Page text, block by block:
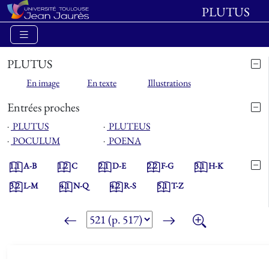
PLUTUS
PLUTUS
En image En texte Illustrations
Entrées proches
⋅ PLUTUS ⋅ PLUTEUS
⋅ POCULUM ⋅ POENA
1.1A-B 1.2C 2.1D-E 2.2F-G 3.1H-K
3.2L-M 4.1N-Q 4.2R-S 5.1T-Z